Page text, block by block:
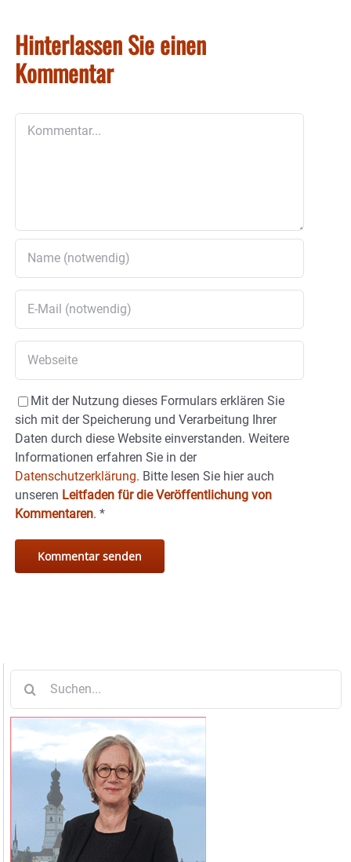
Hinterlassen Sie einen
Kommentar
Mit der Nutzung dieses Formulars erklären Sie
sich mit der Speicherung und Verarbeitung Ihrer
Daten durch diese Website einverstanden. Weitere
Informationen erfahren Sie in der
Datenschutzerklärung. Bitte lesen Sie hier auch
unseren Leitfaden für die Veröffentlichung von
Kommentaren. *
nach: